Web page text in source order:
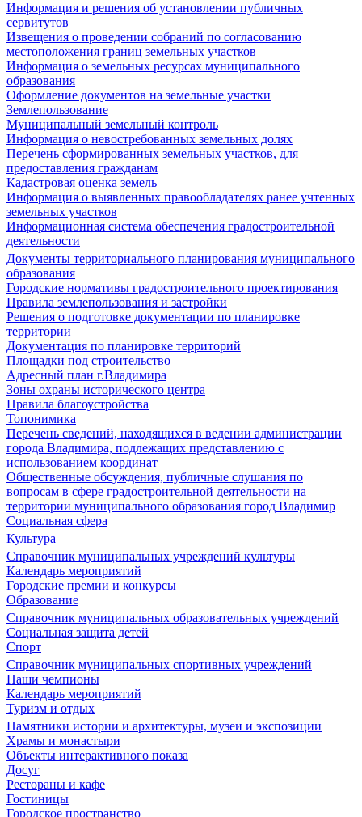
Информация и решения об установлении публичных
сервитутов
Извещения о проведении собраний по согласованию
местоположения границ земельных участков
Информация о земельных ресурсах муниципального
образования
Оформление документов на земельные участки
Землепользование
Муниципальный земельный контроль
Информация о невостребованных земельных долях
Перечень сформированных земельных участков, для
предоставления гражданам
Кадастровая оценка земель
Информация о выявленных правообладателях ранее учтенных
земельных участков
Информационная система обеспечения градостроительной
деятельности
Документы территориального планирования муниципального
образования
Городские нормативы градостроительного проектирования
Правила землепользования и застройки
Решения о подготовке документации по планировке
территории
Документация по планировке территорий
Площадки под строительство
Адресный план г.Владимира
Зоны охраны исторического центра
Правила благоустройства
Топонимика
Перечень сведений, находящихся в ведении администрации
города Владимира, подлежащих представлению с
использованием координат
Общественные обсуждения, публичные слушания по
вопросам в сфере градостроительной деятельности на
территории муниципального образования город Владимир
Социальная сфера
Культура
Справочник муниципальных учреждений культуры
Календарь мероприятий
Городские премии и конкурсы
Образование
Справочник муниципальных образовательных учреждений
Социальная защита детей
Спорт
Справочник муниципальных спортивных учреждений
Наши чемпионы
Календарь мероприятий
Туризм и отдых
Памятники истории и архитектуры, музеи и экспозиции
Храмы и монастыри
Объекты интерактивного показа
Досуг
Рестораны и кафе
Гостиницы
Городское пространство